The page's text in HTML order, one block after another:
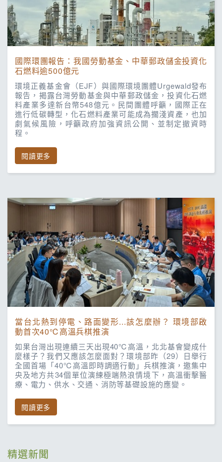
國際環團報告：我國勞動基金、中華郵政儲金投資化
石燃料逾500億元
環境正義基金會（EJF）與國際環境團體Urgewald發布
報告，揭露台灣勞動基金與中華郵政儲金，投資化石燃
料產業多達新台幣548億元。民間團體呼籲，國際正在
進行低碳轉型，化石燃料產業可能成為擱淺資產，也加
劇氣候風險，呼籲政府加強資訊公開、並制定撤資時
程。
閱讀更多
當台北熱到停電、路面變形...該怎麼辦？ 環境部啟
動首次40℃高溫兵棋推演
如果台灣出現連續三天出現40℃高溫，北北基會變成什
麼樣子？我們又應該怎麼面對？環境部昨（29）日舉行
全國首場「40℃高溫即時調適行動」兵棋推演，邀集中
央及地方共34個單位演練極端熱浪情境下，高溫衝擊醫
療、電力、供水、交通、消防等基礎設施的應變。
閱讀更多
精選新聞